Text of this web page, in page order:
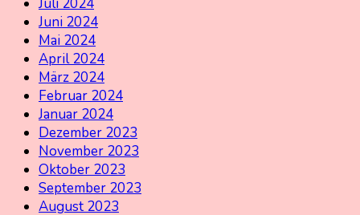
Juni 2024
Mai 2024
April 2024
März 2024
Februar 2024
Januar 2024
Dezember 2023
November 2023
Oktober 2023
September 2023
August 2023